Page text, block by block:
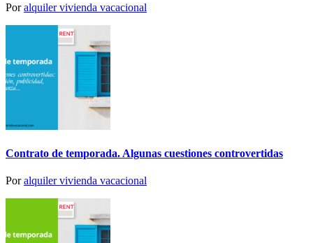
Poralquiler vivienda vacacional
Contrato de temporada. Algunas cuestiones controvertidas
Poralquiler vivienda vacacional